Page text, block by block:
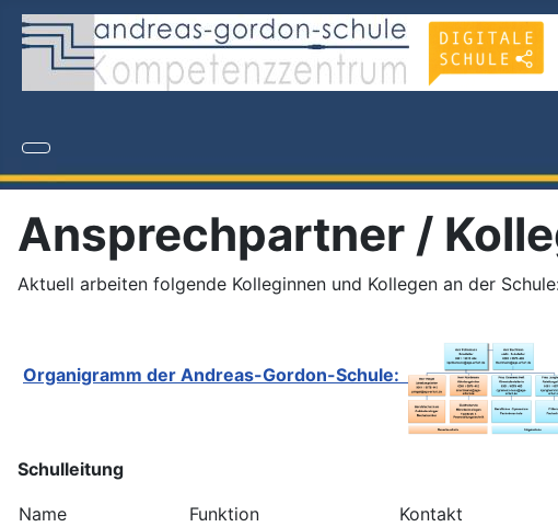
Ansprechpartner /
Aktuell arbeiten folgende Kolleginnen und Kollegen an der
Organigramm der Andreas-Gordon-Schule:
Schulleitung
Name Funktion
Kontakt